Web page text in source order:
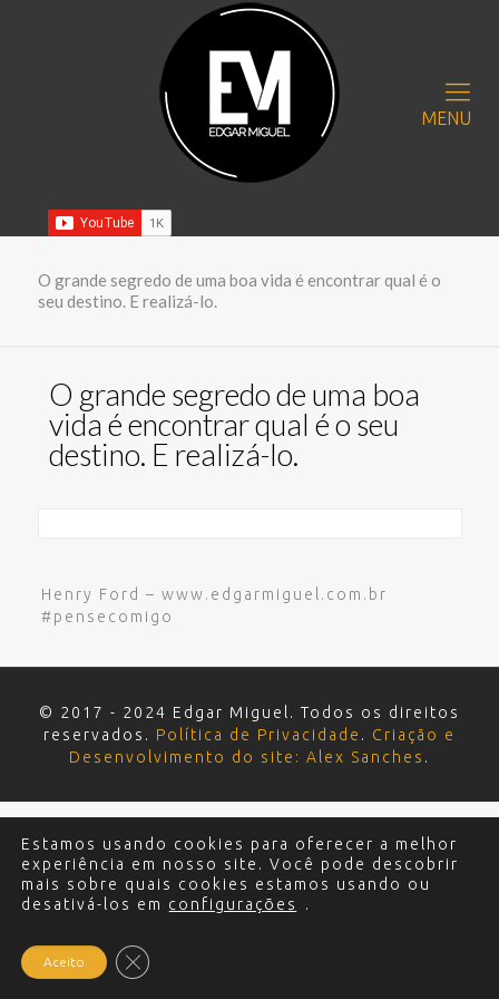
MENU
O grande segredo de uma boa vida é encontrar qual é o
seu destino. E realizá-lo.
O grande segredo de uma boa
vida é encontrar qual é o seu
destino. E realizá-lo.
Henry Ford – www.edgarmiguel.com.br
#pensecomigo
© 2017 - 2024 Edgar Miguel. Todos os direitos
reservados. Política de Privacidade . Criação e
Desenvolvimento do site: Alex Sanches .
Estamos usando cookies para oferecer a melhor
experiência em nosso site. Você pode descobrir
mais sobre quais cookies estamos usando ou
desativá-los em configurações .
Aceito Close GDPR Cookie Banner